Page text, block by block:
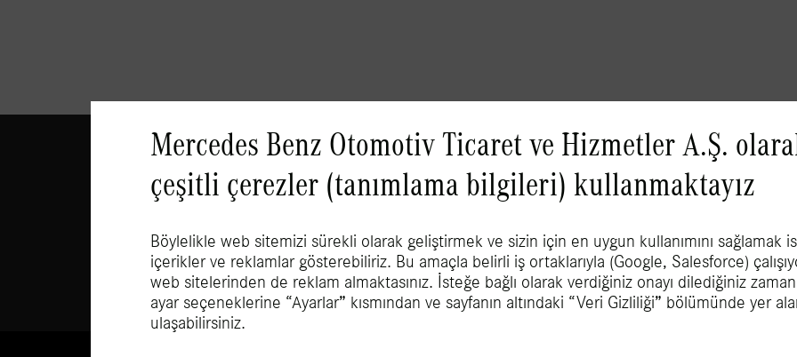
Mercedes Benz Otomotiv Ticaret ve Hizmetler A.Ş.
çeşitli çerezler (tanımlama bilgileri) kullanmaktayız
Böylelikle web sitemizi sürekli olarak geliştirmek ve sizin için en uygun kullanımını sağlamak
içerikler ve reklamlar gösterebiliriz. Bu amaçla belirli iş ortaklarıyla (Google, Salesforce)
web sitelerinden de reklam almaktasınız. İsteğe bağlı olarak verdiğiniz onayı dilediğiniz
ayar seçeneklerine “Ayarlar” kısmından ve sayfanın altındaki “Veri Gizliliği” bölümünde yer
ulaşabilirsiniz.